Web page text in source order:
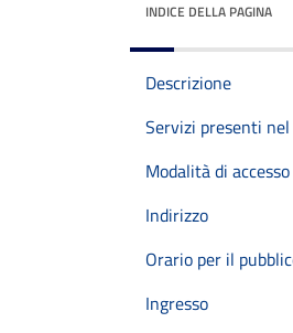
INDICE DELLA PAGINA
Descrizione
Servizi presenti
Modalità di accesso
Indirizzo
Orario per il
Ingresso